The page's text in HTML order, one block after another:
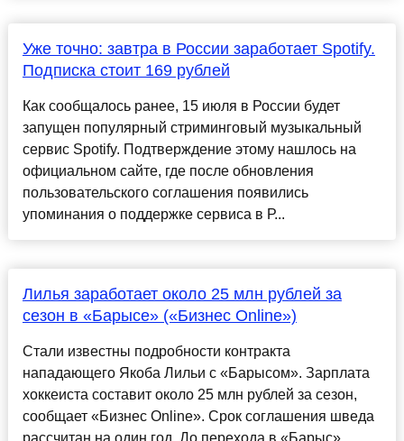
Уже точно: завтра в России заработает Spotify.
Подписка стоит 169 рублей
Как сообщалось ранее, 15 июля в России будет
запущен популярный стриминговый музыкальный
сервис Spotify. Подтверждение этому нашлось на
официальном сайте, где после обновления
пользовательского соглашения появились
упоминания о поддержке сервиса в Р...
Лилья заработает около 25 млн рублей за
сезон в «Барысе» («Бизнес Online»)
Стали известны подробности контракта
нападающего Якоба Лильи с «Барысом». Зарплата
хоккеиста составит около 25 млн рублей за сезон,
сообщает «Бизнес Online». Срок соглашения шведа